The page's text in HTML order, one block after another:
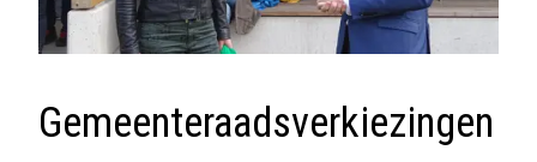
Gemeenteraadsverkiezingen